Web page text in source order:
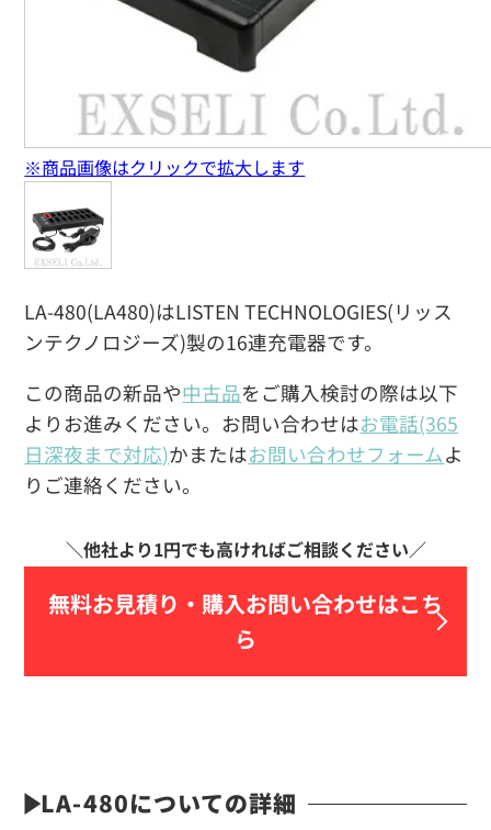
LA-480(LA480)はLISTEN TECHNOLOGIES(リッス
ンテクノロジーズ)製の16連充電器です。
この商品の新品や中古品をご購入検討の際は以下
よりお進みください。お問い合わせはお電話(365
日深夜まで対応)かまたはお問い合わせフォームよ
りご連絡ください。
無料お見積り・ 購入お問い合わせはこち
ら
※商品画像はクリックで拡大します
LA-480についての詳細